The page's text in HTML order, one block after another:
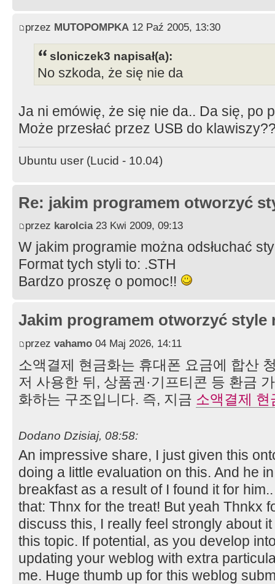
przez MUTOPOMPKA 12 Paź 2005, 13:30
sloniczek3 napisał(a):
No szkoda, że się nie da
Ja ni emówię, że się nie da.. Da się, po
Może przesłać przez USB do
Ubuntu user (Lucid - 10.04)
Re: jakim programem otworzyć
przez karolcia23 Kwi 2009, 09:13
W jakim programie można odsłuchać
Format tych styli to: .STH
Bardzo proszę o pomoc!!
Jakim programem otworzyć style
przez vahamo 04 Maj 2026, 14:11
소액결제 현금화는 휴대폰 요금에 합산
저 사용한 뒤, 상품권·기프티콘 등 환금
화하는 구조입니다. 즉, 지금 소액결제 현
Dodano Dzisiaj, 08:58:
An impressive share, I just given this
doing a little evaluation on this. And he
breakfast as a result of I found it for
that: Thnx for the treat! But yeah Thnkx
discuss this, I really feel strongly about
this topic. If potential, as you develop
updating your weblog with extra
me. Huge thumb up for this weblog